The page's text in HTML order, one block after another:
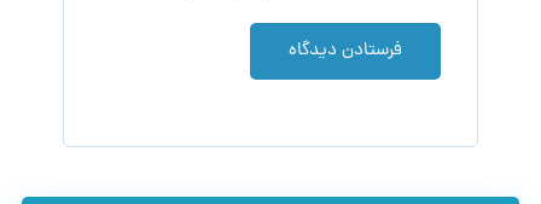
فرستادن دیدگاه